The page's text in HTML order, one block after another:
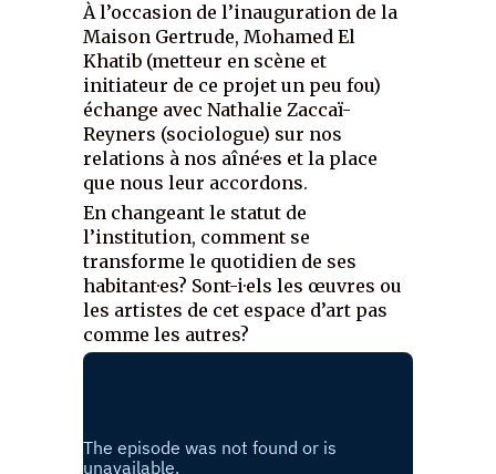
À l’occasion de l’inauguration de la
Maison Gertrude, Mohamed El
Khatib (metteur en scène et
initiateur de ce projet un peu fou)
échange avec Nathalie Zaccaï-
Reyners (sociologue) sur nos
relations à nos aîné·es et la place
que nous leur accordons.
En changeant le statut de
l’institution, comment se
transforme le quotidien de ses
habitant·es? Sont-i·els les œuvres ou
les artistes de cet espace d’art pas
comme les autres?